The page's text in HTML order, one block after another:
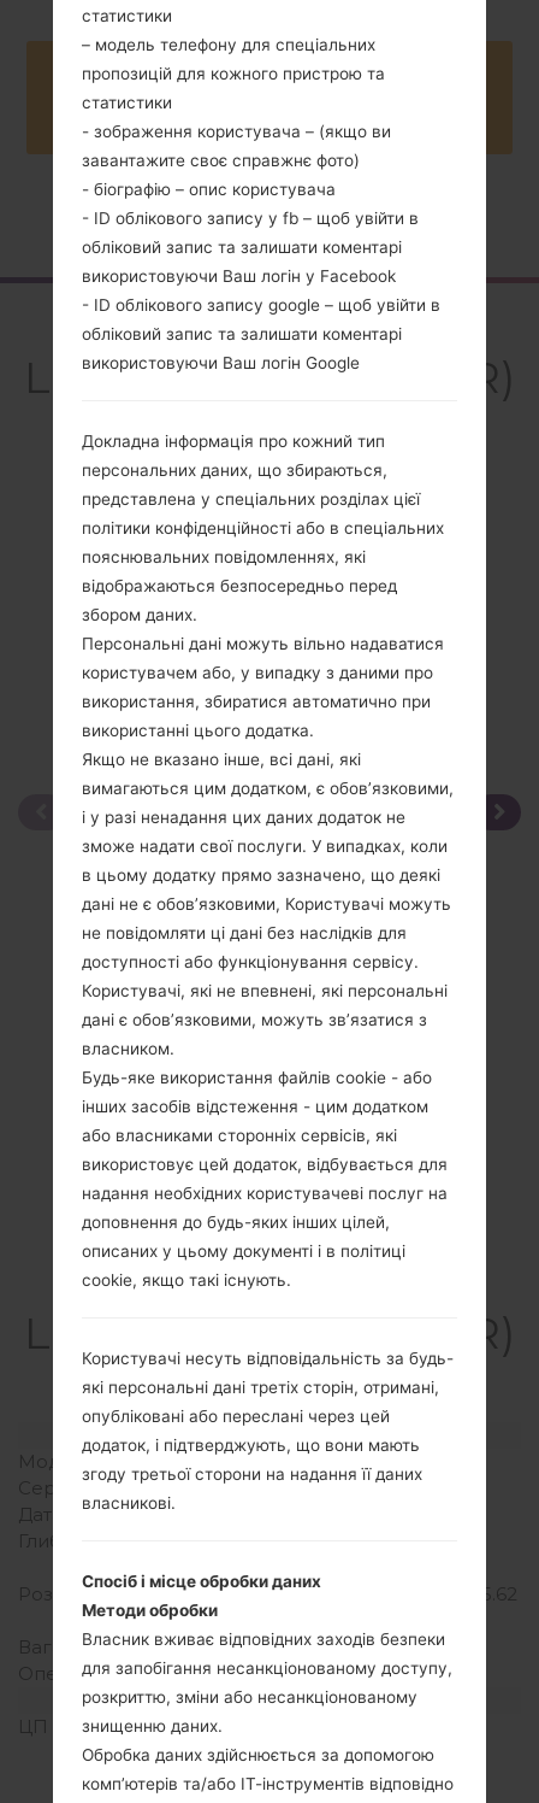
Buy accessories on Amazon
Головна →Серія →LG G4 Beat →LGH735AR
Огляд
LGH735AR(LGH735AR)
akaLG G4 Beat
Порівняти
Специфікація
LGH735AR(LGH735AR)
akaLG G4 Beat
Модель та її характеристики
Модель
LGH735AR
Серія
LG G4 Beat
Дата випуску
Глибина
Розміри (ширина/висота) 142.7 x 72.6 міліметрів (5.62
Вага
139 грам (4.90 унції)
Операційна система
Android 5.1.1 (Lollipop)
Апаратне забезпечення
ЦП (процесор)
4x1.0 GHz Cortex-A53
Qualcomm MSM8939
статистики
– модель телефону для спеціальних
пропозицій для кожного пристрою та
статистики
- зображення користувача – (якщо ви
завантажите своє справжнє фото)
- біографію – опис користувача
- ID облікового запису у fb – щоб увійти в
обліковий запис та залишати коментарі
використовуючи Ваш логін у Facebook
- ID облікового запису google – щоб увійти в
обліковий запис та залишати коментарі
використовуючи Ваш логін Google
Докладна інформація про кожний тип
персональних даних, що збираються,
представлена у спеціальних розділах цієї
політики конфіденційності або в спеціальних
пояснювальних повідомленнях, які
відображаються безпосередньо перед
збором даних.
Персональні дані можуть вільно надаватися
користувачем або, у випадку з даними про
використання, збиратися автоматично при
використанні цього додатка.
Якщо не вказано інше, всі дані, які
вимагаються цим додатком, є обов’язковими,
і у разі ненадання цих даних додаток не
зможе надати свої послуги. У випадках, коли
в цьому додатку прямо зазначено, що деякі
дані не є обов’язковими, Користувачі можуть
не повідомляти ці дані без наслідків для
доступності або функціонування сервісу.
Користувачі, які не впевнені, які персональні
дані є обов’язковими, можуть зв’язатися з
власником.
Будь-яке використання файлів cookie - або
інших засобів відстеження - цим додатком
або власниками сторонніх сервісів, які
використовує цей додаток, відбувається для
надання необхідних користувачеві послуг на
доповнення до будь-яких інших цілей,
описаних у цьому документі і в політиці
cookie, якщо такі існують.
Користувачі несуть відповідальність за будь-
які персональні дані третіх сторін, отримані,
опубліковані або переслані через цей
додаток, і підтверджують, що вони мають
згоду третьої сторони на надання її даних
власникові.
Спосіб і місце обробки даних
Методи обробки
Власник вживає відповідних заходів безпеки
для запобігання несанкціонованому доступу,
розкриттю, зміни або несанкціонованому
знищенню даних.
Обробка даних здійснюється за допомогою
комп’ютерів та/або ІТ-інструментів відповідно